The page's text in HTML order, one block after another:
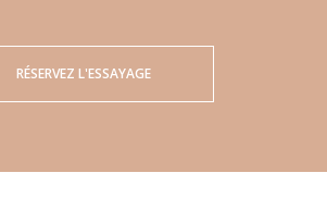
RÉSERVEZ L'ESSAYAGE